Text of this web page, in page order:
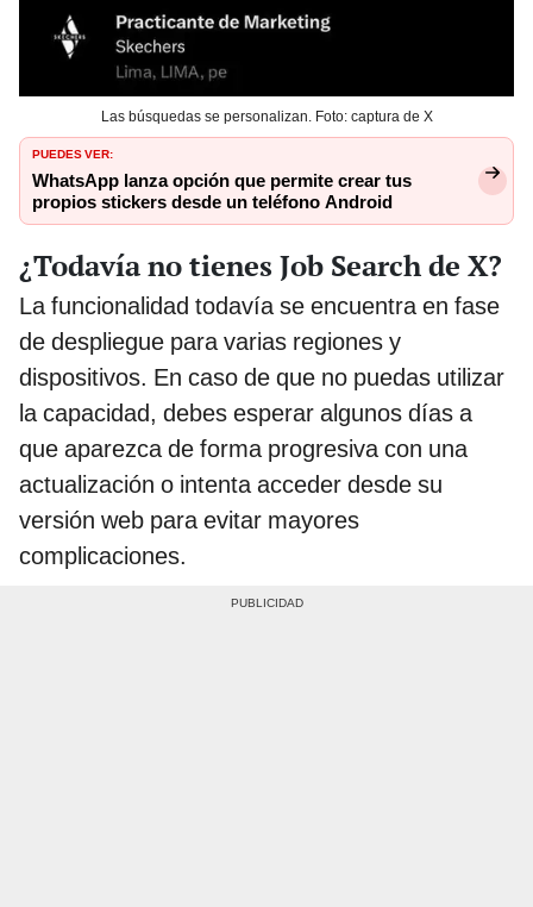
Las búsquedas se personalizan. Foto: captura de X
PUEDES VER:
WhatsApp lanza opción que permite crear tus
propios stickers desde un teléfono Android
¿Todavía no tienes Job Search de X?
La funcionalidad todavía se encuentra en fase
de despliegue para varias regiones y
dispositivos. En caso de que no puedas utilizar
la capacidad, debes esperar algunos días a
que aparezca de forma progresiva con una
actualización o intenta acceder desde su
versión web para evitar mayores
complicaciones.